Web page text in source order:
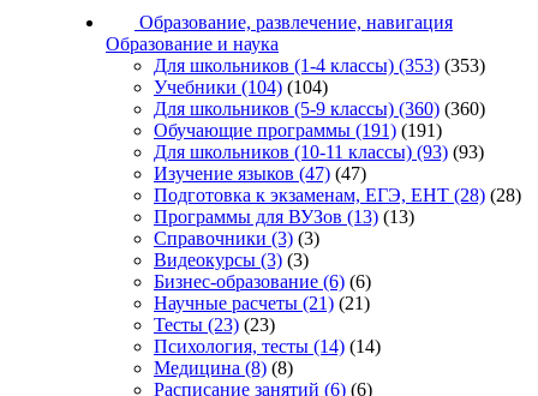
Образование, развлечение, навигация
Образование и наука
Для школьников (1-4 классы) (353) (353)
Учебники (104) (104)
Для школьников (5-9 классы) (360) (360)
Обучающие программы (191) (191)
Для школьников (10-11 классы) (93) (93)
Изучение языков (47) (47)
Подготовка к экзаменам, ЕГЭ, ЕНТ (28) (28)
Программы для ВУЗов (13) (13)
Справочники (3) (3)
Видеокурсы (3) (3)
Бизнес-образование (6) (6)
Научные расчеты (21) (21)
Тесты (23) (23)
Психология, тесты (14) (14)
Медицина (8) (8)
Расписание занятий (6) (6)